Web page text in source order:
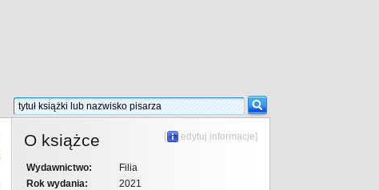
[ edytuj informacje]
O książce
Wydawnictwo:
Filia
Rok wydania:
2021